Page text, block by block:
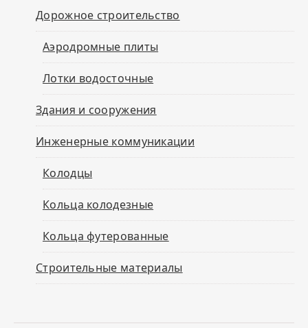
Дорожное строительство
Аэродромные плиты
Лотки водосточные
Здания и сооружения
Инженерные коммуникации
Колодцы
Кольца колодезные
Кольца футерованные
Строительные материалы